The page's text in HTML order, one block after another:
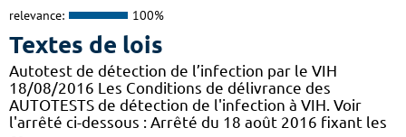
relevance: 100%
Textes de lois
Autotest de détection de l’infection par le VIH
18/08/2016 Les Conditions de délivrance des
AUTOTESTS de détection de l'infection à VIH. Voir
l'arrêté ci-dessous : Arrêté du 18 août 2016 fixant les